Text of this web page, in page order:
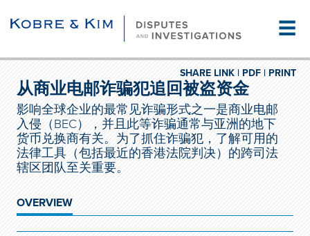
☰
PRINT
PDF |
SHARE LINK |
从商业电邮诈骗犯追回被盗资金
影响全球企业的最常见诈骗形式之一是商业电邮
入侵（BEC），并且此等诈骗通常与亚洲的地下
货币兑换商有关。为了抓住诈骗犯，了解可用的
法律工具（包括最近的香港法院判决）的跨司法
辖区团队至关重要。
OVERVIEW